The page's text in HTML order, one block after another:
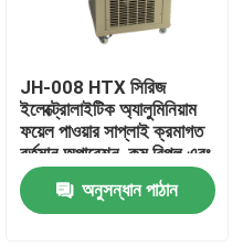
JH-008 HTX সিরিজ
ইলেক্ট্রোলাইটিক অ্যালুমিনিয়াম
ফয়েল পাওয়ার সাপ্লাই ক্রমাগত
বর্তমান অপারেশন, কম রিপল এবং
জোরপূর্বক বায়ু শীতল সঙ্গে
অনুসন্ধান পাঠান